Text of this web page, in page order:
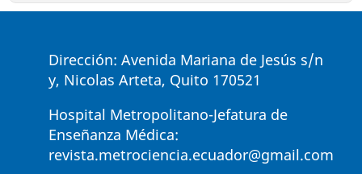
Dirección: Avenida Mariana de Jesús s/n
y, Nicolas Arteta, Quito 170521
Hospital Metropolitano-Jefatura de
Enseñanza Médica:
revista.metrociencia.ecuador@gmail.com